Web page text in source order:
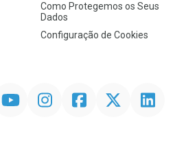
Como Protegemos os Seus
Dados
Configuração de Cookies
InstagramFacebookTwitter Linkedin